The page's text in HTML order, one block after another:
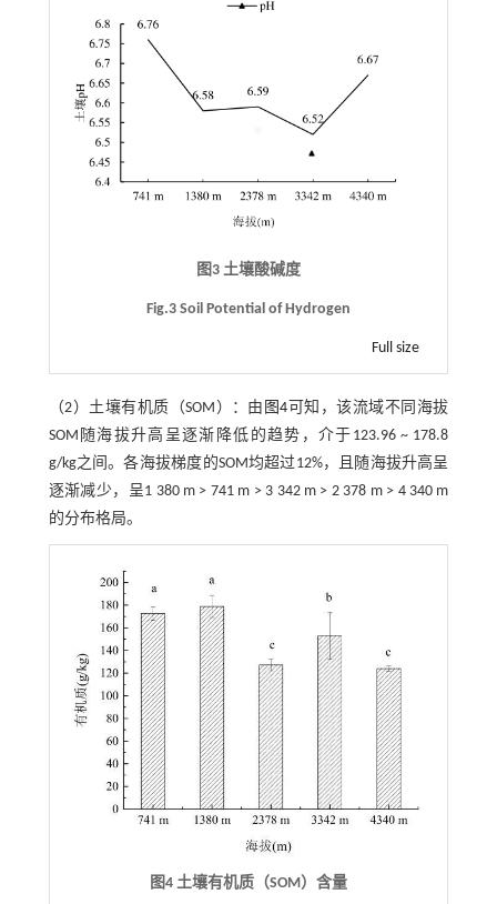
图3 土壤酸碱度
Fig.3 Soil Potential of Hydrogen
Full size
（2）土壤有机质（SOM）：由 图4 可知，该流域不同海拔
SOM随海拔升高呈逐渐降低的趋势，介于123.96 ~ 178.8
g/kg之间。各海拔梯度的SOM均超过12%，且随海拔升高呈
逐渐减少，呈1 380 m > 741 m > 3 342 m > 2 378 m > 4 340 m
的分布格局。
图4 土壤有机质（SOM）含量